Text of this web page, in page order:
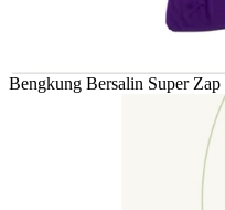
Bengkung Bersalin Super Zap